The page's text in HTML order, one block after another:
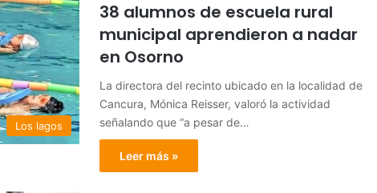
Los lagos
38 alumnos de escuela rural
municipal aprendieron a nadar
en Osorno
La directora del recinto ubicado en la localidad de
Cancura, Mónica Reisser, valoró la actividad
señalando que “a pesar de…
Leer más »